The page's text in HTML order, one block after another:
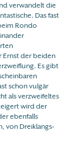
verwandelt die
Das fast
Rondo
Ernst der beiden
Es gibt
schon vulgär
als verzweifeltes
wird der
ebenfalls
von Dreiklangs-